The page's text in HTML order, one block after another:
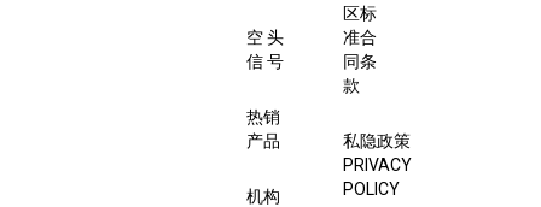
空 头
信 号
热销
产品
机构
区标
准合
同条
款
私隐政策
PRIVACY
POLICY